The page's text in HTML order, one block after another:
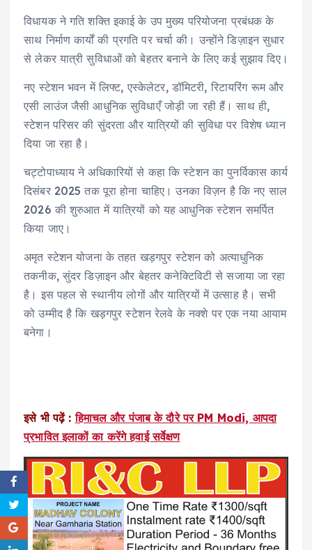
विधायक ने गति शक्ति इकाई के उप मुख्य परियोजना प्रबंधक के
साथ निर्माण कार्यों की प्रगति पर चर्चा की। उन्होंने डिज़ाइन सुधार
से लेकर यात्री सुविधाओं को बेहतर बनाने के लिए कई सुझाव दिए।
नए स्टेशन भवन में लिफ्ट, एस्केलेटर, डॉमिटरी, रिटायरिंग रूम और
एसी लाउंज जैसी आधुनिक सुविधाएँ जोड़ी जा रही हैं। साथ ही,
स्टेशन परिसर की सुंदरता और यात्रियों की सुविधा पर विशेष ध्यान
दिया जा रहा है।
चट्टोपाध्याय ने अधिकारियों से कहा कि स्टेशन का पुनर्विकास कार्य
दिसंबर 2025 तक पूरा होना चाहिए। उनका विज़न है कि नए साल
2026 की शुरुआत में यात्रियों को यह आधुनिक स्टेशन समर्पित
किया जाए।
अमृत स्टेशन योजना के तहत खड़गपुर स्टेशन को अत्याधुनिक
तकनीक, सुंदर डिज़ाइन और बेहतर कनेक्टिविटी से सजाया जा रहा
है। इस पहल से स्थानीय लोगों और यात्रियों में उत्साह है। सभी
को उम्मीद है कि खड़गपुर स्टेशन रेलवे के नक्शे पर एक नया आयाम
बनेगा।
इसे भी पढ़ें :हिमाचल और पंजाब के दौरे पर PM Modi, आपदा
प्रभावित इलाकों का करेंगे हवाई सर्वेक्षण